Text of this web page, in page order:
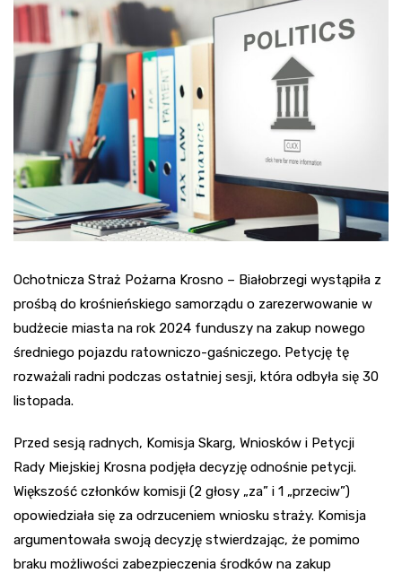
Ochotnicza Straż Pożarna Krosno – Białobrzegi wystąpiła z
prośbą do krośnieńskiego samorządu o zarezerwowanie w
budżecie miasta na rok 2024 funduszy na zakup nowego
średniego pojazdu ratowniczo-gaśniczego. Petycję tę
rozważali radni podczas ostatniej sesji, która odbyła się 30
listopada.
Przed sesją radnych, Komisja Skarg, Wniosków i Petycji
Rady Miejskiej Krosna podjęła decyzję odnośnie petycji.
Większość członków komisji (2 głosy „za” i 1 „przeciw”)
opowiedziała się za odrzuceniem wniosku straży. Komisja
argumentowała swoją decyzję stwierdzając, że pomimo
braku możliwości zabezpieczenia środków na zakup